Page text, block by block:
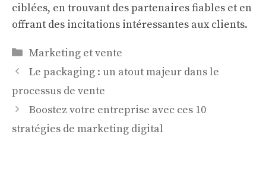
ciblées, en trouvant des partenaires fiables et en
offrant des incitations intéressantes aux clients.
Catégories
Marketing et vente
Le packaging : un atout majeur dans le
processus de vente
Boostez votre entreprise avec ces 10
stratégies de marketing digital